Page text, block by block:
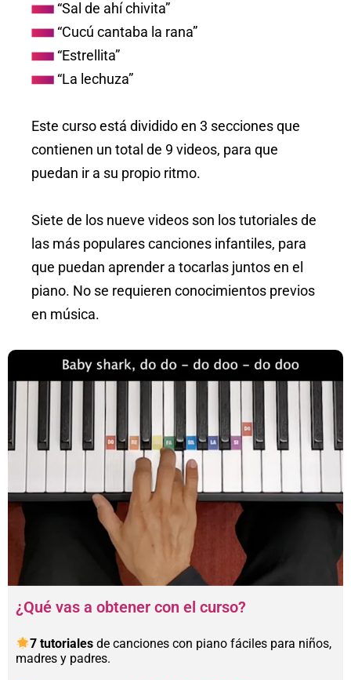
“Sal de ahí chivita”
“Cucú cantaba la rana”
“Estrellita”
“La lechuza”
Este curso está dividido en 3 secciones que
contienen un total de 9 videos, para que
puedan ir a su propio ritmo.
Siete de los nueve videos son los tutoriales de
las más populares canciones infantiles, para
que puedan aprender a tocarlas juntos en el
piano. No se requieren conocimientos previos
en música.
¿Qué vas a obtener con el curso?
7 tutorialesde canciones con piano fáciles para niños,
madres y padres.